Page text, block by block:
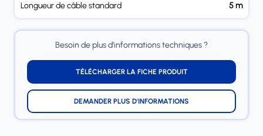
Longueur de câble standard 5 m
Besoin de plus d’informations techniques ?
TÉLÉCHARGER LA FICHE PRODUIT
DEMANDER PLUS D'INFORMATIONS